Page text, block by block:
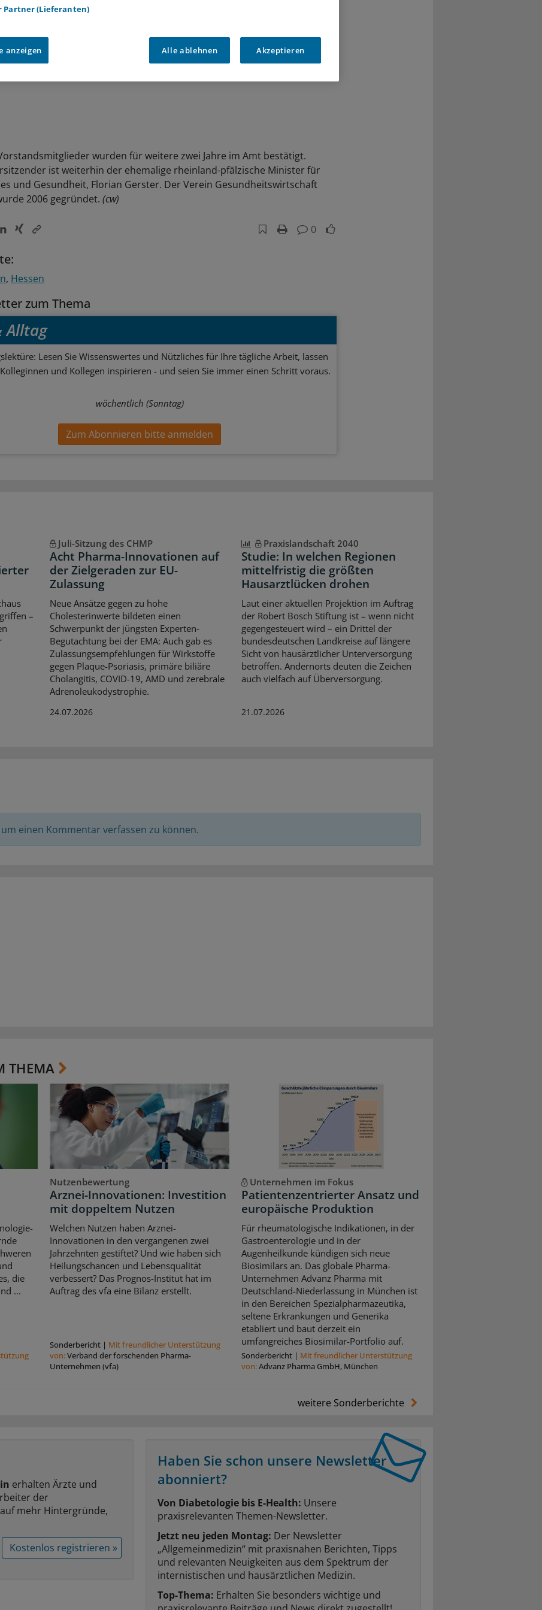
wurden für weitere zwei Jahre im Amt bestätigt.
ist weiterhin der ehemalige rheinland-pfälzische Minister für
und Gesundheit, Florian Gerster. Der Verein Gesundheitswirtschaft
2006 gegründet. (cw)
0
Hessen
zum Thema
Alltag
Lesen Sie Wissenswertes und Nützliches für Ihre tägliche Arbeit, lassen
und Kollegen inspirieren - und seien Sie immer einen Schritt voraus.
wöchentlich (Sonntag)
Zum Abonnieren bitte anmelden
–
Juli-Sitzung des CHMP
Acht Pharma-Innovationen auf
der Zielgeraden zur EU-
Zulassung
Neue Ansätze gegen zu hohe
Cholesterinwerte bildeten einen
Schwerpunkt der jüngsten Experten-
Begutachtung bei der EMA: Auch gab es
Zulassungsempfehlungen für Wirkstoffe
gegen Plaque-Psoriasis, primäre biliäre
Cholangitis, COVID-19, AMD und zerebrale
Adrenoleukodystrophie.
24.07.2026
Praxislandschaft 2040
Studie: In welchen Regionen
mittelfristig die größten
Hausarztlücken drohen
Laut einer aktuellen Projektion im Auftrag
der Robert Bosch Stiftung ist – wenn nicht
gegengesteuert wird – ein Drittel der
bundesdeutschen Landkreise auf längere
Sicht von hausärztlicher Unterversorgung
betroffen. Andernorts deuten die Zeichen
auch vielfach auf Überversorgung.
21.07.2026
einen Kommentar verfassen zu können.
THEMA
die
...
Nutzenbewertung
Arznei-Innovationen: Investition
mit doppeltem Nutzen
Welchen Nutzen haben Arznei-
Innovationen in den vergangenen zwei
Jahrzehnten gestiftet? Und wie haben sich
Heilungschancen und Lebensqualität
verbessert? Das Prognos-Institut hat im
Auftrag des vfa eine Bilanz erstellt.
Sonderbericht| Mit freundlicher Unterstützung
von:Verband der forschenden Pharma-
Unternehmen (vfa)
Unternehmen im Fokus
Patientenzentrierter Ansatz und
europäische Produktion
Für rheumatologische Indikationen, in der
Gastroenterologie und in der
Augenheilkunde kündigen sich neue
Biosimilars an. Das globale Pharma-
Unternehmen Advanz Pharma mit
Deutschland-Niederlassung in München ist
in den Bereichen Spezialpharmazeutika,
seltene Erkrankungen und Generika
etabliert und baut derzeit ein
umfangreiches Biosimilar-Portfolio auf.
Sonderbericht| Mit freundlicher Unterstützung
von:Advanz Pharma GmbH, München
weitere Sonderberichte
erhalten Ärzte und
der
mehr Hintergründe,
Kostenlos registrieren »
Haben Sie schon unsere Newsletter
abonniert?
Von Diabetologie bis E-Health: Unsere
praxisrelevanten Themen-Newsletter.
Jetzt neu jeden Montag: Der Newsletter
„Allgemeinmedizin“ mit praxisnahen Berichten, Tipps
und relevanten Neuigkeiten aus dem Spektrum der
internistischen und hausärztlichen Medizin.
Top-Thema: Erhalten Sie besonders wichtige und
Partner (Lieferanten)
anzeigen Alle ablehnen Akzeptieren